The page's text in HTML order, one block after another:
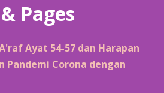
Pages
Ayat 54-57 dan Harapan
Pandemi Corona dengan